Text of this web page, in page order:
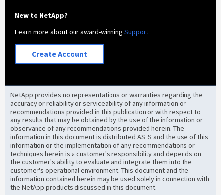
New to NetApp?
Learn more about our award-winningSupport
Create Account
NetApp provides no representations or warranties regarding the
accuracy or reliability or serviceability of any information or
recommendations provided in this publication or with respect to
any results that may be obtained by the use of the information or
observance of any recommendations provided herein. The
information in this document is distributed AS IS and the use of this
information or the implementation of any recommendations or
techniques herein is a customer's responsibility and depends on
the customer's ability to evaluate and integrate them into the
customer's operational environment. This document and the
information contained herein may be used solely in connection with
the NetApp products discussed in this document.